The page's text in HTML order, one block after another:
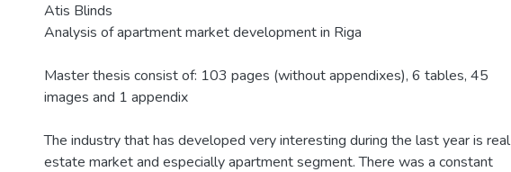
Atis Blinds
Analysis of apartment market development in Riga
Master thesis consist of: 103 pages (without appendixes), 6 tables, 45
images and 1 appendix
The industry that has developed very interesting during the last year is real
estate market and especially apartment segment. There was a constant